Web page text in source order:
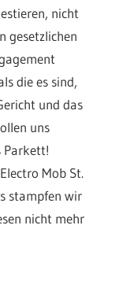
nicht
gesetzlichen
die es sind,
und das
uns
Parkett!
Mob St.
stampfen wir
nicht mehr